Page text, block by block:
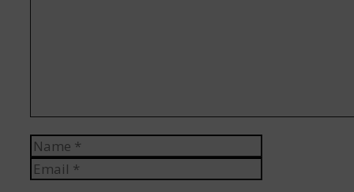
Name
Email